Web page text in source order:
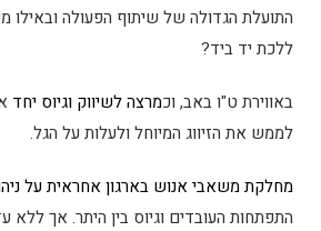
התועלת הגדולה של שיתוף הפעולה ובאילו
ללכת יד ביד?
באווירת ט"ו באב, וכמרצה לשיווק וגיוס יחד
לממש את הזיווג המיוחל ולעלות על הגל.
מחלקת משאבי אנוש בארגון אחראית על
התפתחות העובדים וגיוס בין היתר. אך